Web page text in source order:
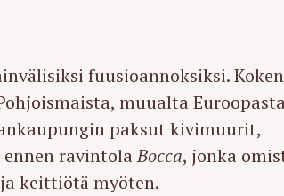
fuusioannoksiksi.
muualta
paksut kivimuurit,
ravintolaBocca, jonka
keittiötä myöten.